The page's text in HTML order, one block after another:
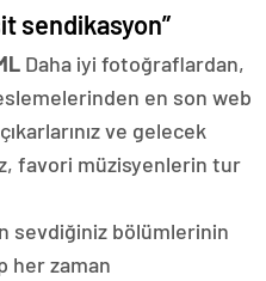
sendikasyon”
Daha iyi fotoğraflardan,
en son web
ve gelecek
favori müzisyenlerin tur
sevdiğiniz bölümlerinin
her zaman